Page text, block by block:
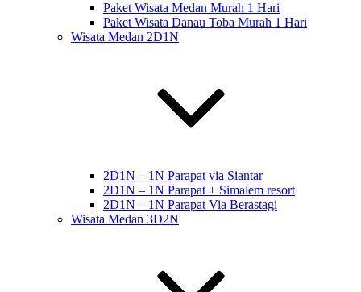
Paket Wisata Medan Murah 1 Hari
Paket Wisata Danau Toba Murah 1 Hari
Wisata Medan 2D1N
2D1N – 1N Parapat via Siantar
2D1N – 1N Parapat + Simalem resort
2D1N – 1N Parapat Via Berastagi
Wisata Medan 3D2N